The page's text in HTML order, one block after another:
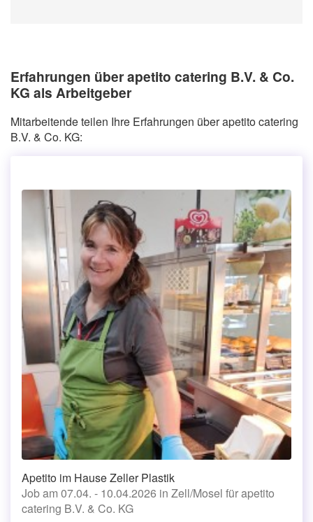
Erfahrungen über apetito catering B.V. & Co.
KG als Arbeitgeber
Mitarbeitende teilen Ihre Erfahrungen über apetito catering
B.V. & Co. KG:
Apetito im Hause Zeller Plastik
Job am 07.04. - 10.04.2026 in Zell/Mosel für apetito
catering B.V. & Co. KG